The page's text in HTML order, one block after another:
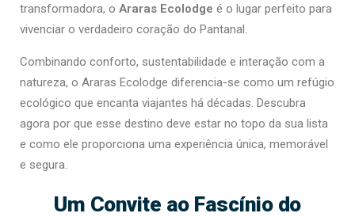
transformadora, o Araras Ecolodge é o lugar perfeito para
vivenciar o verdadeiro coração do Pantanal.
Combinando conforto, sustentabilidade e interação com a
natureza, o Araras Ecolodge diferencia-se como um refúgio
ecológico que encanta viajantes há décadas. Descubra
agora por que esse destino deve estar no topo da sua lista
e como ele proporciona uma experiência única, memorável
e segura.
Um Convite ao Fascínio do